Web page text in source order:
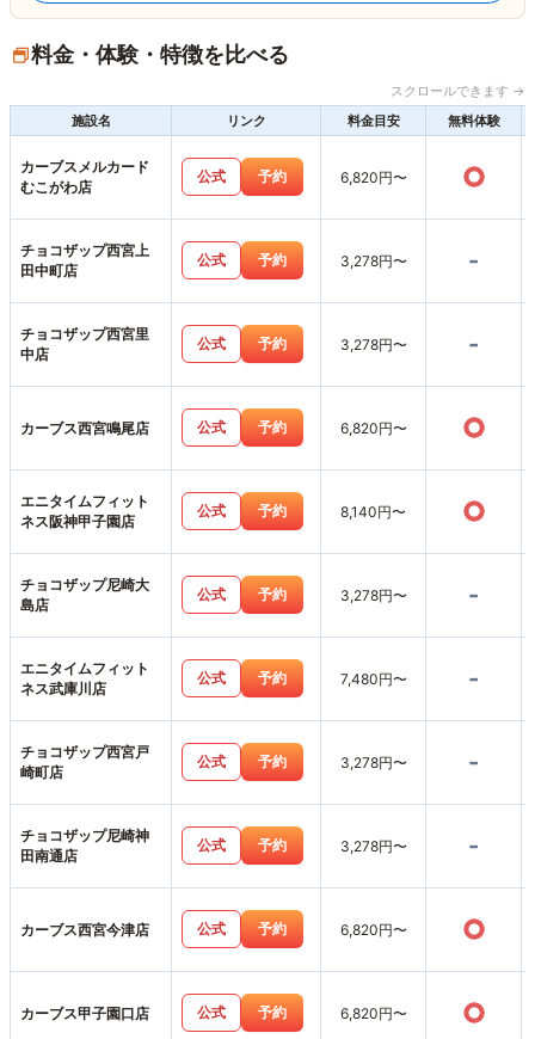
料金・体験・特徴を比べる
スクロールできます →
施設名
リンク 料金目安 無料体験
カーブスメルカード
むこがわ店
公式 予約 6,820円〜 ○
チョコザップ西宮上
田中町店
公式 予約 3,278円〜 -
チョコザップ西宮里
中店
公式 予約 3,278円〜 -
カーブス西宮鳴尾店 公式 予約 6,820円〜 ○
エニタイムフィット
ネス阪神甲子園店
公式 予約 8,140円〜 ○
チョコザップ尼崎大
島店
公式 予約 3,278円〜 -
エニタイムフィット
ネス武庫川店
公式 予約 7,480円〜 -
チョコザップ西宮戸
崎町店
公式 予約 3,278円〜 -
チョコザップ尼崎神
田南通店
公式 予約 3,278円〜 -
カーブス西宮今津店 公式 予約 6,820円〜 ○
カーブス甲子園口店 公式 予約 6,820円〜 ○